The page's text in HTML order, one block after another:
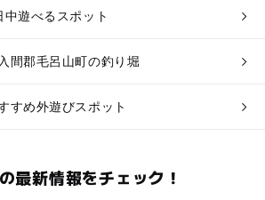
中遊べるスポット
間郡毛呂山町の釣り堀
すめ外遊びスポット
最新情報をチェック！